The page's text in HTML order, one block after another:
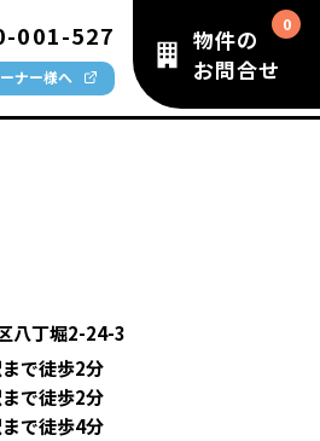
001-527
ナー様へ
物件の
お問合せ
八丁堀2-24-3
で徒歩2分
で徒歩2分
で徒歩4分